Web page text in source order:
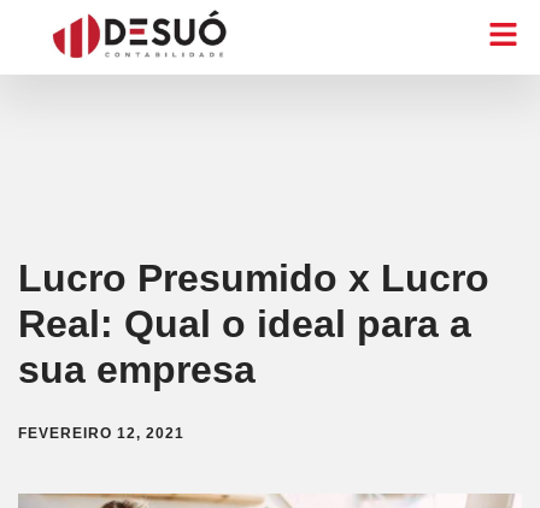
Lucro Presumido x Lucro
Real: Qual o ideal para a
sua empresa
FEVEREIRO 12, 2021